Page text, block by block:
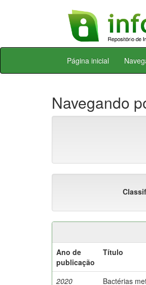
Skip
Página inicial
Navegando
Ano de
publicação
Título
2020
Bactérias